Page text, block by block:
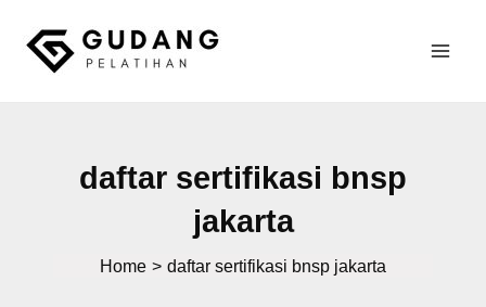
content
daftar sertifikasi bnsp
jakarta
Home daftar sertifikasi bnsp jakarta